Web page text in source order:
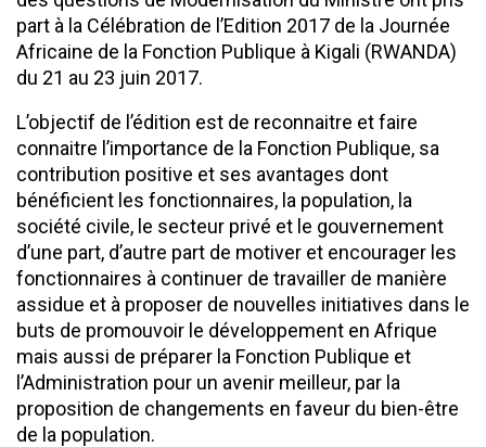
part à la Célébration de l’Edition 2017 de la Journée
Africaine de la Fonction Publique à Kigali (RWANDA)
du 21 au 23 juin 2017.
L’objectif de l’édition est de reconnaitre et faire
connaitre l’importance de la Fonction Publique, sa
contribution positive et ses avantages dont
bénéficient les fonctionnaires, la population, la
société civile, le secteur privé et le gouvernement
d’une part, d’autre part de motiver et encourager les
fonctionnaires à continuer de travailler de manière
assidue et à proposer de nouvelles initiatives dans le
buts de promouvoir le développement en Afrique
mais aussi de préparer la Fonction Publique et
l’Administration pour un avenir meilleur, par la
proposition de changements en faveur du bien-être
de la population.